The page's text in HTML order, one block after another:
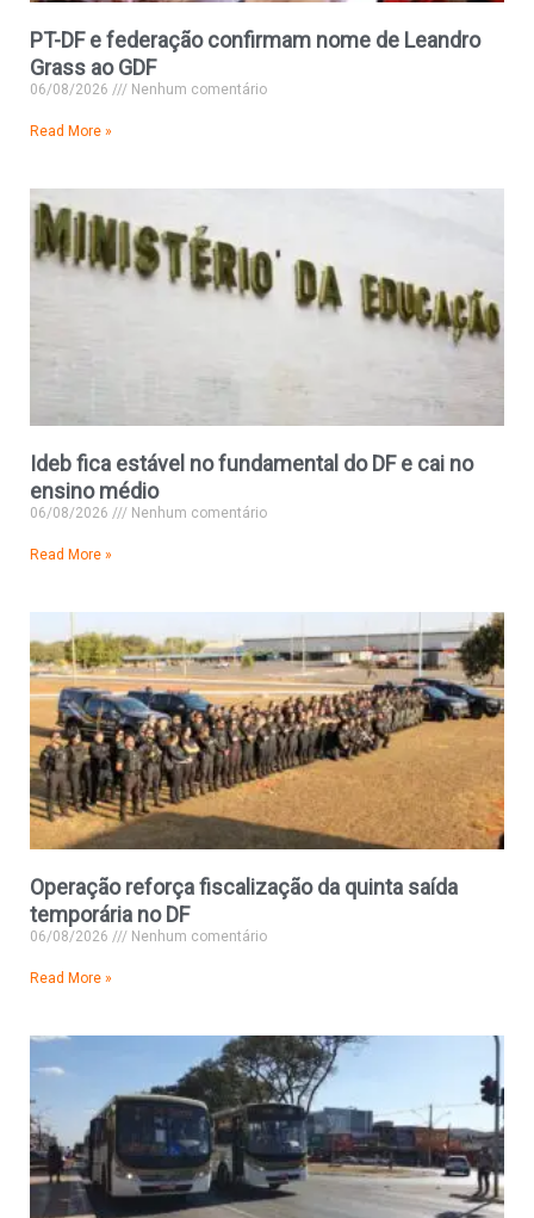
PT-DF e federação confirmam nome de Leandro
Grass ao GDF
06/08/2026 Nenhum comentário
Read More »
Ideb fica estável no fundamental do DF e cai no
ensino médio
06/08/2026 Nenhum comentário
Read More »
Operação reforça fiscalização da quinta saída
temporária no DF
06/08/2026 Nenhum comentário
Read More »